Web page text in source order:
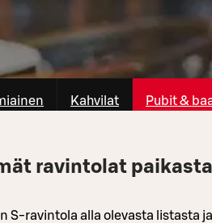
Kahvilat Pubit &
ravintolat
S-ravintola alla olevasta listasta